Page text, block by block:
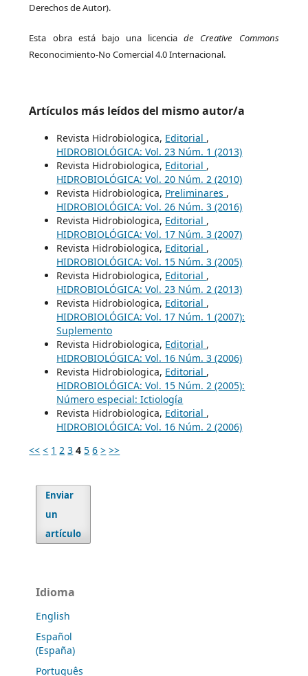
Derechos de Autor).
Esta obra está bajo una licenciade Creative Commons
Reconocimiento-No Comercial 4.0 Internacional.
Artículos más leídos del mismo autor/a
Revista Hidrobiologica, Editorial ,
HIDROBIOLÓGICA: Vol. 23 Núm. 1 (2013)
Revista Hidrobiologica, Editorial ,
HIDROBIOLÓGICA: Vol. 20 Núm. 2 (2010)
Revista Hidrobiologica, Preliminares ,
HIDROBIOLÓGICA: Vol. 26 Núm. 3 (2016)
Revista Hidrobiologica, Editorial ,
HIDROBIOLÓGICA: Vol. 17 Núm. 3 (2007)
Revista Hidrobiologica, Editorial ,
HIDROBIOLÓGICA: Vol. 15 Núm. 3 (2005)
Revista Hidrobiologica, Editorial ,
HIDROBIOLÓGICA: Vol. 23 Núm. 2 (2013)
Revista Hidrobiologica, Editorial ,
HIDROBIOLÓGICA: Vol. 17 Núm. 1 (2007):
Suplemento
Revista Hidrobiologica, Editorial ,
HIDROBIOLÓGICA: Vol. 16 Núm. 3 (2006)
Revista Hidrobiologica, Editorial ,
HIDROBIOLÓGICA: Vol. 15 Núm. 2 (2005):
Número especial: Ictiología
Revista Hidrobiologica, Editorial ,
HIDROBIOLÓGICA: Vol. 16 Núm. 2 (2006)
<< < 1 2 3 4 5 6 > >>
Enviar
un
artículo
Idioma
English
Español
(España)
Português